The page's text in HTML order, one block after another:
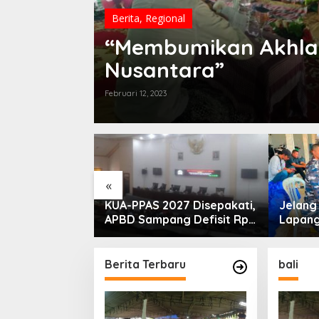
Berita, Regional
“Membumikan
Nusantara”
Februari 12, 2023
«
KUA-PPAS 2027 Disepakati,
APBD Sampang Defisit Rp
Jelang
Berita Terbaru bali